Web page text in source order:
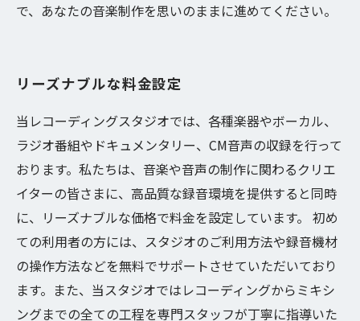
で、あなたの音楽制作を思いのままに進めてください。
リーズナブルな料金設定
当レコーディングスタジオでは、各種楽器やボーカル、
ラジオ番組やドキュメンタリー、CM音声の収録を行って
おります。私たちは、音楽や音声の制作に関わるクリエ
イターの皆さまに、高品質な録音環境を提供すると同時
に、リーズナブルな価格で料金を設定しています。 初め
ての利用者の方には、スタジオのご利用方法や録音機材
の操作方法などを無料でサポートさせていただいており
ます。また、当スタジオではレコーディングからミキシ
ングまでの全ての工程を専門スタッフが丁寧に指導いた